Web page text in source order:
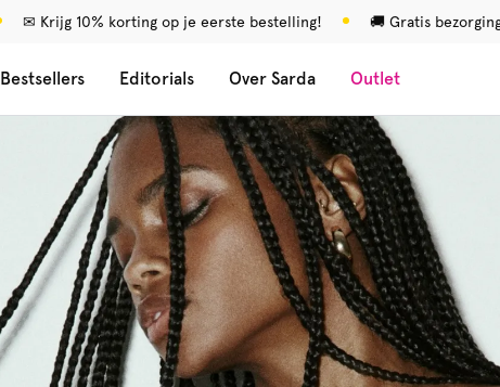
✉ Krijg 10% korting op je eerste bestelling! 🚚 Gratis
Bestsellers Editorials Over Sarda Outlet